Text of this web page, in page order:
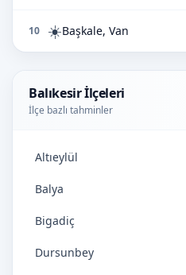
10 ☀️Başkale, Van
Balıkesir İlçeleri
İlçe bazlı tahminler
Altıeylül
Balya
Bigadiç
Dursunbey